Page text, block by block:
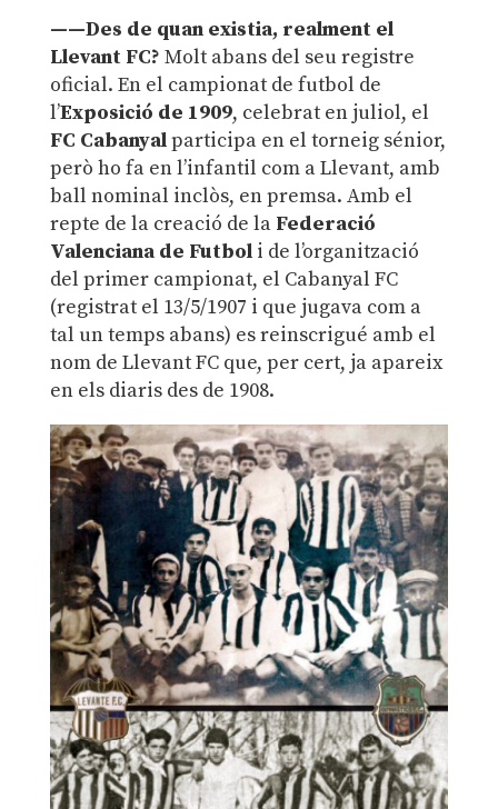
——Des de quan existia, realment el
Llevant FC? Molt abans del seu registre
oficial. En el campionat de futbol de
l’Exposició de 1909, celebrat en juliol, el
FC Cabanyalparticipa en el torneig sénior,
però ho fa en l’infantil com a Llevant, amb
ball nominal inclòs, en premsa. Amb el
repte de la creació de la Federació
Valenciana de Futboli de l’organització
del primer campionat, el Cabanyal FC
(registrat el 13/5/1907 i que jugava com a
tal un temps abans) es reinscrigué amb el
nom de Llevant FC que, per cert, ja apareix
en els diaris des de 1908.